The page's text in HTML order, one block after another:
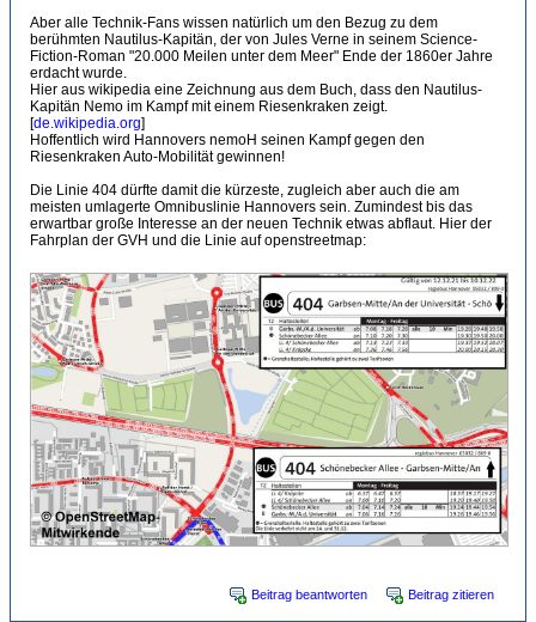
Aber alle Technik-Fans wissen natürlich um den Bezug zu dem
berühmten Nautilus-Kapitän, der von Jules Verne in seinem Science-
Fiction-Roman "20.000 Meilen unter dem Meer" Ende der 1860er Jahre
erdacht wurde.
Hier aus wikipedia eine Zeichnung aus dem Buch, dass den Nautilus-
Kapitän Nemo im Kampf mit einem Riesenkraken zeigt.
[de.wikipedia.org]
Hoffentlich wird Hannovers nemoH seinen Kampf gegen den
Riesenkraken Auto-Mobilität gewinnen!
Die Linie 404 dürfte damit die kürzeste, zugleich aber auch die am
meisten umlagerte Omnibuslinie Hannovers sein. Zumindest bis das
erwartbar große Interesse an der neuen Technik etwas abflaut. Hier der
Fahrplan der GVH und die Linie auf openstreetmap:
Beitrag beantworten Beitrag zitieren